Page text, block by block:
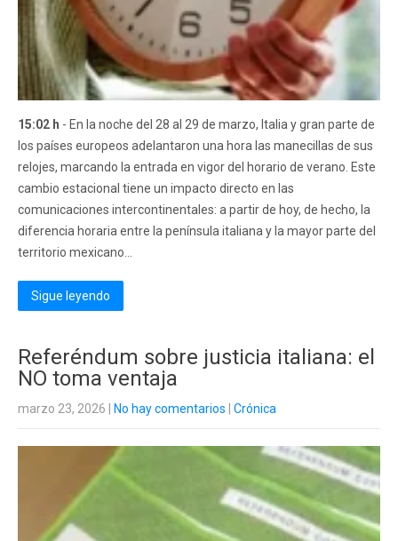
15:02 h - En la noche del 28 al 29 de marzo, Italia y gran parte de
los países europeos adelantaron una hora las manecillas de sus
relojes, marcando la entrada en vigor del horario de verano. Este
cambio estacional tiene un impacto directo en las
comunicaciones intercontinentales: a partir de hoy, de hecho, la
diferencia horaria entre la península italiana y la mayor parte del
territorio mexicano...
Sigue leyendo
Referéndum sobre justicia italiana: el
NO toma ventaja
marzo 23, 2026 No hay comentarios Crónica